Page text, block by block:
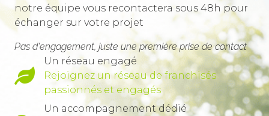
12 En une phrase 00:42
Pratiques classiques 00:41
Besoin de changement 00:41
notre équipe vous recontactera sous 48h pour
échanger sur votre projet
Pas d'engagement, juste une première prise de contact
Un réseau engagé
Rejoignez un réseau de franchisés
passionnés et engagés
Un accompagnement dédié